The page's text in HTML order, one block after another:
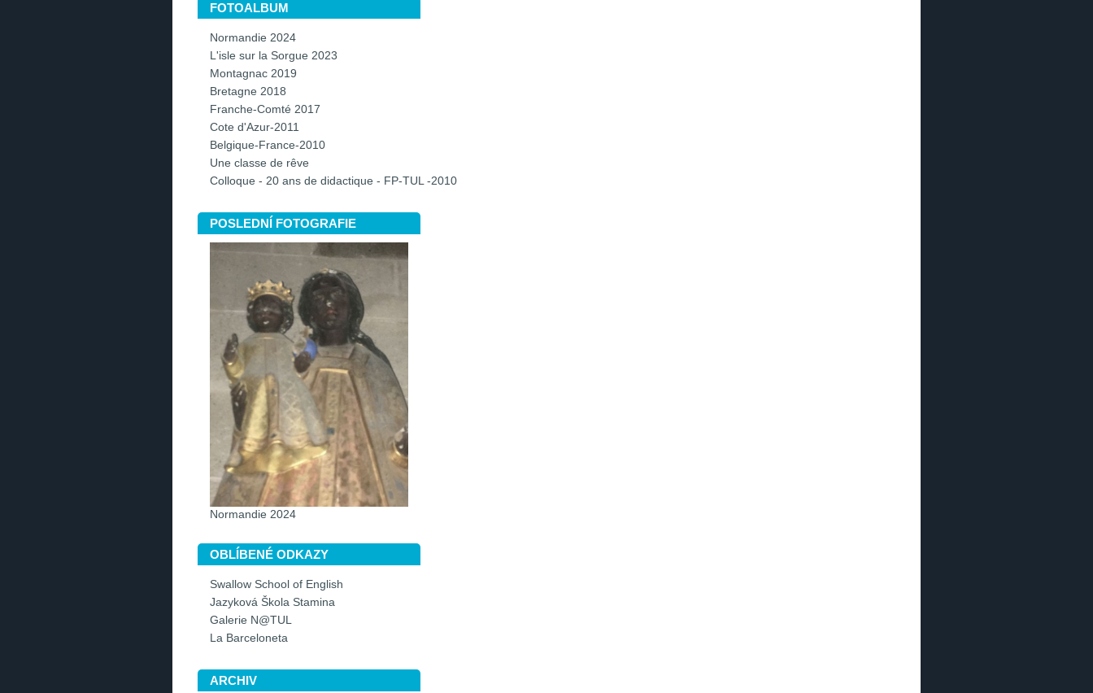
FOTOALBUM
Normandie 2024
L'isle sur la Sorgue 2023
Montagnac 2019
Bretagne 2018
Franche-Comté 2017
Cote d'Azur-2011
Belgique-France-2010
Une classe de rêve
Colloque - 20 ans de didactique - FP-TUL -2010
POSLEDNÍ FOTOGRAFIE
Normandie 2024
OBLÍBENÉ ODKAZY
Swallow School of English
Jazyková Škola Stamina
Galerie N@TUL
La Barceloneta
ARCHIV